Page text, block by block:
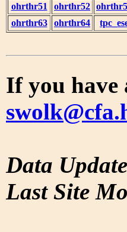
ohrthr51
ohrthr52
ohrthr63
ohrthr64
If you have
Data
Last Site